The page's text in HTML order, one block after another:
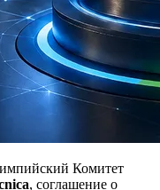
Комитет
, соглашение о